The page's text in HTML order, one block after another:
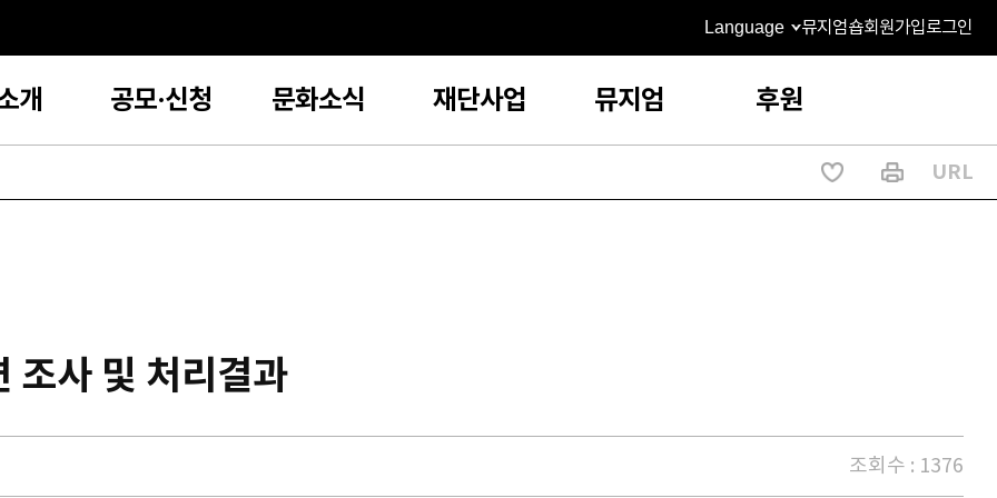
Language 뮤지엄숍회원가입로그인
개 공모·신청 문화소식 재단사업 뮤지엄 후원
URL
조사 및 처리결과
조회수 : 1376